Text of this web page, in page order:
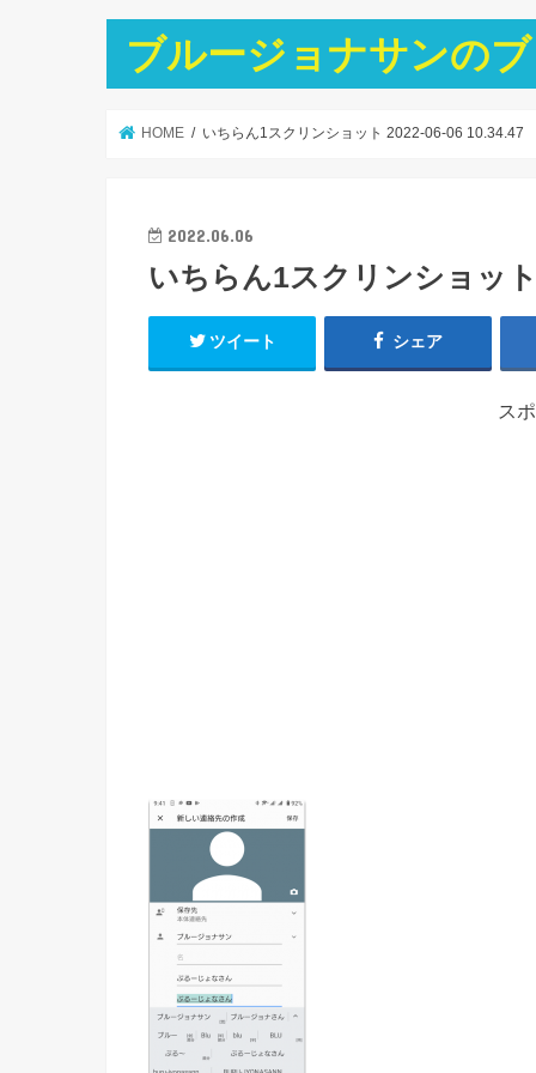
ブルージョナサンの
HOME いちらん1スクリンショット 2022-06-06 10.34.47
2022.06.06
いちらん1スクリンショッ
ツイート シェア
ス